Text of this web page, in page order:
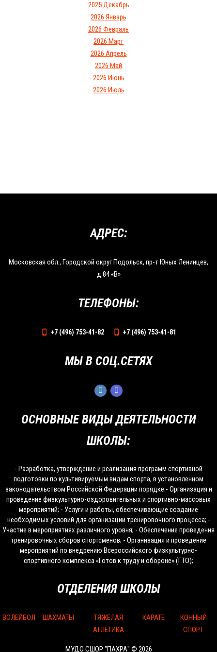
2025 Декабрь
2026 Январь
2026 Февраль
2026 Март
2026 Апрель
2026 Май
2026 Июнь
2026 Июль
ОСНОВНЫЕ ВИДЫ ДЕЯТЕЛЬНОСТИ
ШКОЛЫ:
- Разработка, утверждение и реализация программ спортивной
подготовки по культивируемым видам спорта, в установленном
законодательством Российской Федерации порядке.- Организация и
проведение физкультурно-оздоровительных и спортивно-массовых
мероприятий; - Услуги и работы, обеспечивающие создание
необходимых условий для организации тренировочного процесса; -
Участие в мероприятиях различного уровня; - Обеспечение проведения
тренировочных сборов спортсменов; - Организация и проведение
мероприятий по внедрению Всероссийского физкультурно-
спортивного комплекса «Готов к труду и обороне» (ГТО);
ОТДЕЛЕНИЯ ШКОЛЫ
ВОЛЕЙБОЛ ШАХМАТЫ
ТЯЖЕЛАЯ
АТЛЕТИКА
КАРАТЕ
КОННЫЙ
СПОРТ
МУДО СШОР "ПАХРА" © 2026
АДРЕС:
Московская обл., Городской округ Подольск, пр-т Юных Ленинцев,
д.84 «В»
ТЕЛЕФОНЫ:
+7 (496) 753-41-82 +7 (496) 753-41-81
МЫ В СОЦ.СЕТЯХ